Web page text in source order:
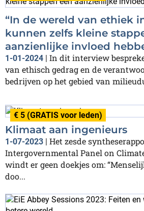
“In de wereld van ethiek
kunnen zelfs kleine
aanzienlijke invloed
1-01-2024 | In dit interview
van ethisch gedrag en de
bedrijven op het gebied van
€ 5 (GRATIS voor leden)
Klimaat aan ingenieurs
1-07-2023 | Het zesde
Intergovernmental Panel on
windt er geen doekjes om:
doo...